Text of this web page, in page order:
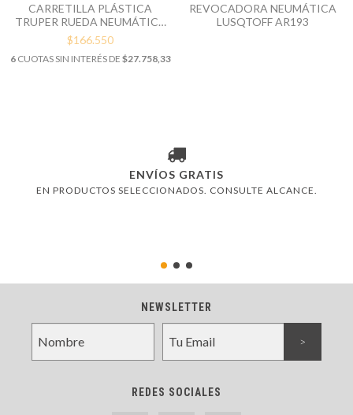
CARRETILLA PLÁSTICA
TRUPER RUEDA NEUMÁTICA
CAPACIDAD 120 LTS
$166.550
6CUOTAS SIN INTERÉS DE $27.758,33
REVOCADORA NEUMÁTICA
LUSQTOFF AR193
ENVÍOS GRATIS
EN PRODUCTOS SELECCIONADOS. CONSULTE ALCANCE.
NEWSLETTER
REDES SOCIALES